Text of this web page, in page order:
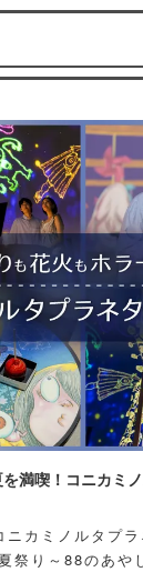
満喫！コニカミ
カミノルタプ
祭り～88のあ